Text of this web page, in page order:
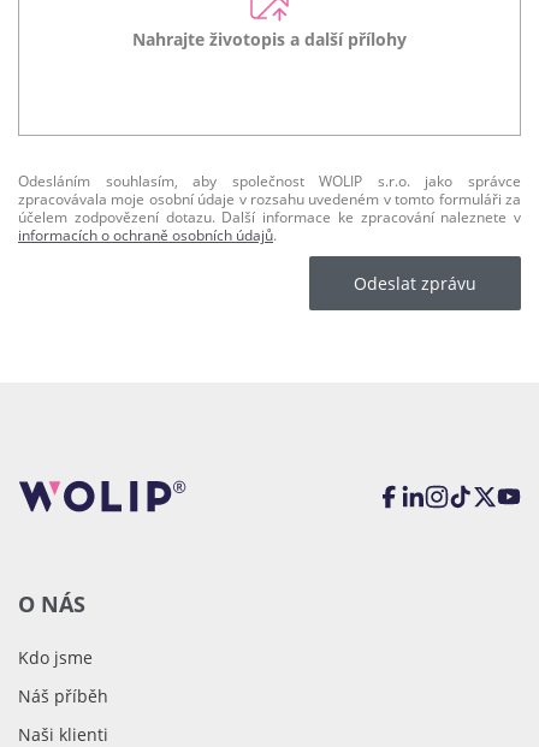
Nahrajte životopis a další přílohy
Odesláním souhlasím, aby společnost WOLIP s.r.o. jako správce
zpracovávala moje osobní údaje v rozsahu uvedeném v tomto formuláři za
účelem zodpovězení dotazu. Další informace ke zpracování naleznete v
informacích o ochraně osobních údajů.
Odeslat zprávu
O NÁS
Kdo jsme
Náš příběh
Naši klienti